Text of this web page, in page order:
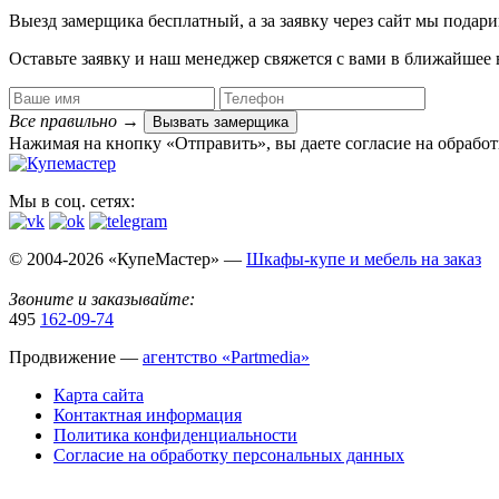
Выезд замерщика бесплатный, а за заявку через сайт мы
Оставьте заявку и наш менеджер свяжется с вами в
Все правильно → Вызвать замерщика
Нажимая на кнопку «Отправить», вы даете согласие на
Мы в соц. сетях:
© 2004-2026 «КупеМастер» — Шкафы-купе и мебель на заказ
Звоните и заказывайте:
495 162-09-74
Продвижение — агентство «Partmedia»
Карта сайта
Контактная информация
Политика конфиденциальности
Согласие на обработку персональных данных